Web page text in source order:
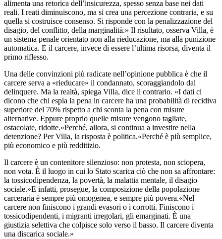
alimenta una retorica dell’insicurezza, spesso senza base nei dati
reali. I reati diminuiscono, ma si crea una percezione contraria, e su
quella si costruisce consenso. Si risponde con la penalizzazione del
disagio, del conflitto, della marginalità.» Il risultato, osserva Villa, è
un sistema penale orientato non alla rieducazione, ma alla punizione
automatica. E il carcere, invece di essere l’ultima risorsa, diventa il
primo riflesso.
Una delle convinzioni più radicate nell’opinione pubblica è che il
carcere serva a «rieducare» il condannato, scoraggiandolo dal
delinquere. Ma la realtà, spiega Villa, dice il contrario. «I dati ci
dicono che chi espia la pena in carcere ha una probabilità di recidiva
superiore del 70% rispetto a chi sconta la pena con misure
alternative. Eppure proprio quelle misure vengono tagliate,
ostacolate, ridotte.»Perché, allora, si continua a investire nella
detenzione? Per Villa, la risposta è politica.«Perché è più semplice,
più economico e più redditizio.
Il carcere è un contenitore silenzioso: non protesta, non sciopera,
non vota. È il luogo in cui lo Stato scarica ciò che non sa affrontare:
la tossicodipendenza, la povertà, la malattia mentale, il disagio
sociale.»E infatti, prosegue, la composizione della popolazione
carceraria è sempre più omogenea, e sempre più povera.«Nel
carcere non finiscono i grandi evasori o i corrotti. Finiscono i
tossicodipendenti, i migranti irregolari, gli emarginati. È una
giustizia selettiva che colpisce solo verso il basso. Il carcere diventa
una discarica sociale.»